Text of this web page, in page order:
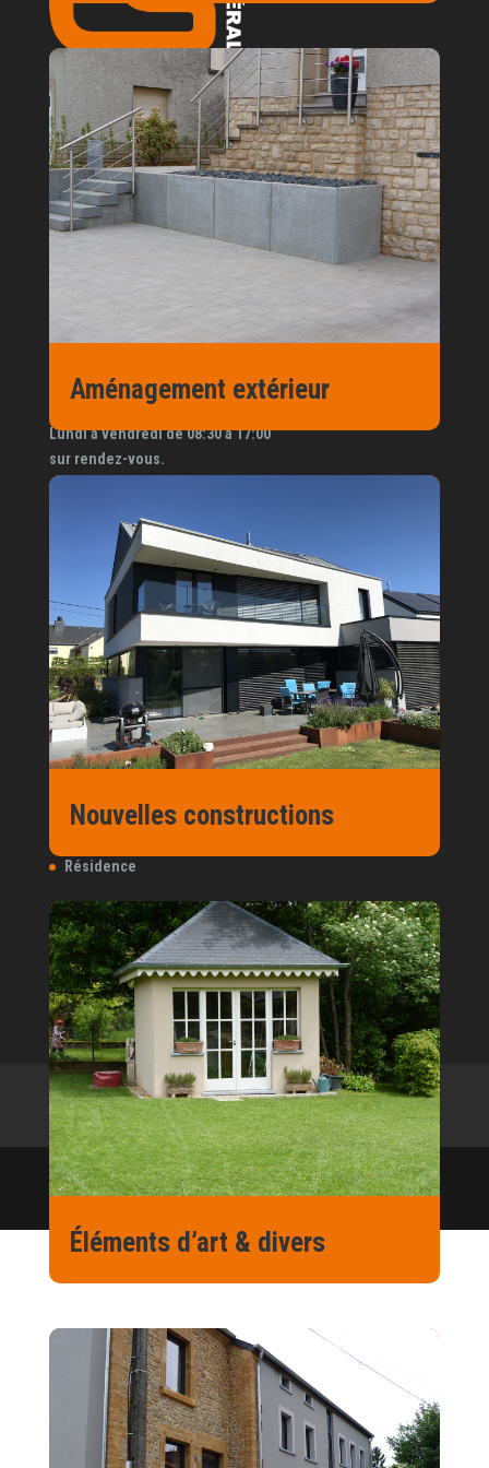
Aménagement extérieur
Nouvelles constructions
Éléments d’art & divers
GS Construction est une entreprise générale de
construction en province du Luxembourg. Nous vous
accompagnons lors de tous vos projets de
constructions, de rénovations, de transformations en
Belgique et en France .
Rue des pignons 22
6767 Couvreux
Horaires
Lundi à vendredi de 08:30 à 17:00
sur rendez-vous.
Contactez-nous
info@gsconstruction.be
+32(0)63 57 00 31
+32(0)498 62 65 15
Services
Aménagement extérieur
Batiment professionels
Éléments d’art & divers
Nouvelles constructions
Résidence
Suivez-nous
Facebook
Accueil Services Galerie
Partenaires
Job
Contact
© 2024 GS Construction -SitemapDesigned byINSIDE-
VISION